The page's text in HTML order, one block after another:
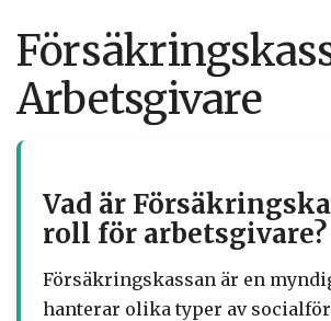
Arbetsgivare
Vad är
roll för arbetsgivare?
Försäkringskassan är en
hanterar olika typer av